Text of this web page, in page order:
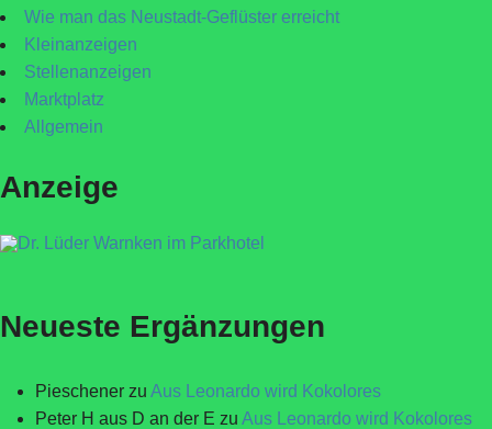
Wie man das Neustadt-Geflüster erreicht
Kleinanzeigen
Stellenanzeigen
Marktplatz
Allgemein
Anzeige
Neueste Ergänzungen
Pieschener zu Aus Leonardo wird Kokolores
Peter H aus D an der E zu Aus Leonardo wird Kokolores